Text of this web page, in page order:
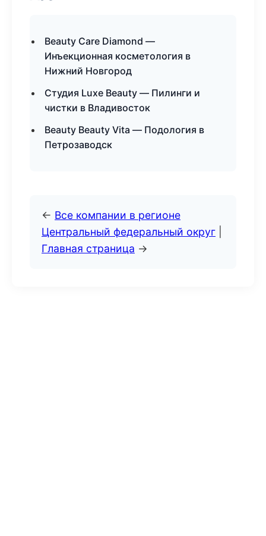
Beauty Care Diamond —
Инъекционная косметология в
Нижний Новгород
Студия Luxe Beauty — Пилинги и
чистки в Владивосток
Beauty Beauty Vita — Подология в
Петрозаводск
← Все компании в регионе
Центральный федеральный округ
Главная страница →